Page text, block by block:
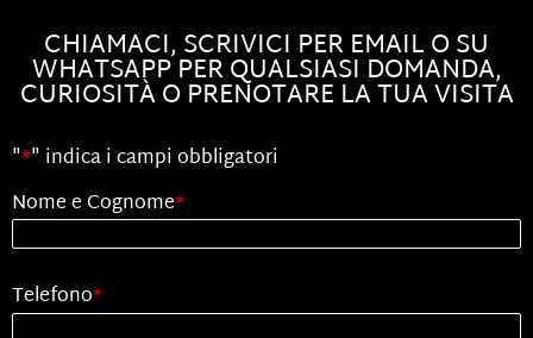
CHIAMACI, SCRIVICI PER EMAIL O SU
WHATSAPP PER QUALSIASI DOMANDA,
CURIOSITÀ O PRENOTARE LA TUA VISITA
"*" indica i campi obbligatori
Nome e Cognome*
Telefono*